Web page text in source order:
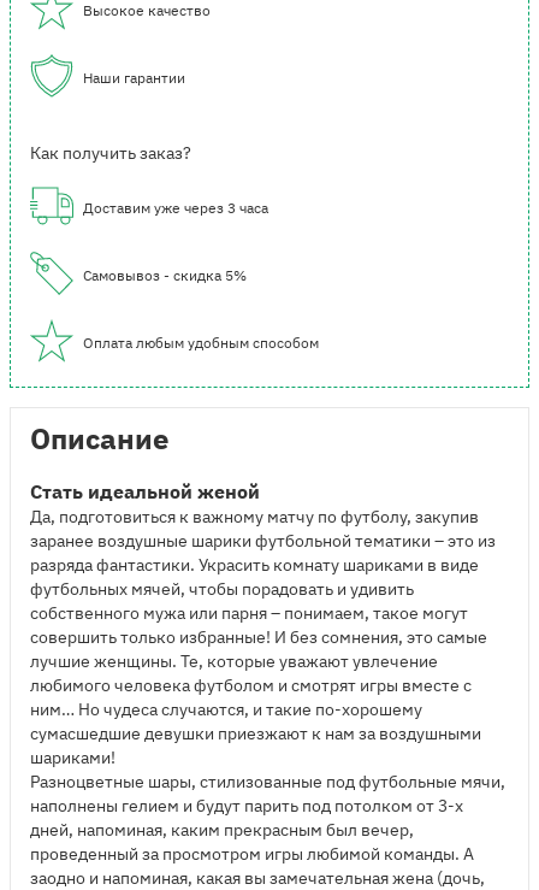
Высокое качество
Наши гарантии
Как получить заказ?
Доставим уже через 3 часа
Самовывоз - скидка 5%
Оплата любым удобным способом
Описание
Стать идеальной женой
Да, подготовиться к важному матчу по футболу, закупив
заранее воздушные шарики футбольной тематики – это из
разряда фантастики. Украсить комнату шариками в виде
футбольных мячей, чтобы порадовать и удивить
собственного мужа или парня – понимаем, такое могут
совершить только избранные! И без сомнения, это самые
лучшие женщины. Те, которые уважают увлечение
любимого человека футболом и смотрят игры вместе с
ним… Но чудеса случаются, и такие по-хорошему
сумасшедшие девушки приезжают к нам за воздушными
шариками!
Разноцветные шары, стилизованные под футбольные мячи,
наполнены гелием и будут парить под потолком от 3-х
дней, напоминая, каким прекрасным был вечер,
проведенный за просмотром игры любимой команды. А
заодно и напоминая, какая вы замечательная жена (дочь,